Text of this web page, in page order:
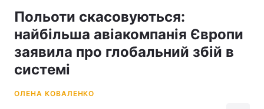
Польоти скасовуються:
найбільша авіакомпанія Європи
заявила про глобальний збій в
системі
ОЛЕНА КОВАЛЕНКО